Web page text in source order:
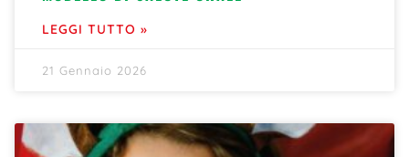
LEGGI TUTTO »
21 Gennaio 2026